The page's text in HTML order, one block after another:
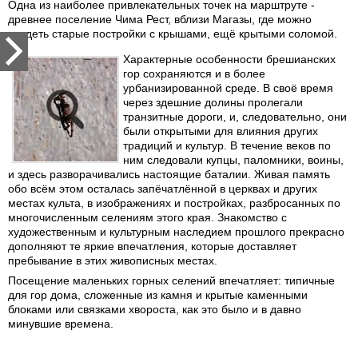
Одна из наиболее привлекательных точек на марштруте -
древнее поселение Чима Рест, вблизи Магазы, где можно
увидеть старые постройки с крышами, ещё крытыми соломой.
Характерные особенности брешианских
гор сохраняются и в более
урбанизированной среде. В своё время
через здешние долины пролегали
транзитные дороги, и, следовательно, они
были открытыми для влияния других
традиций и культур. В течение веков по
ним следовали купцы, паломники, воины,
и здесь разворачивались настоящие баталии. Живая память
обо всём этом осталась запёчатлённой в церквах и других
местах культа, в изображениях и постройках, разбросанных по
многочисленным селениям этого края. Знакомство с
художественным и культурным наследием прошлого прекрасно
дополняют те яркие впечатления, которые доставляет
пребывание в этих живописных местах.
Посещение маленьких горных селений впечатляет: типичные
для гор дома, сложенные из камня и крытые каменными
блоками или связками хвороста, как это было и в давно
минувшие времена.